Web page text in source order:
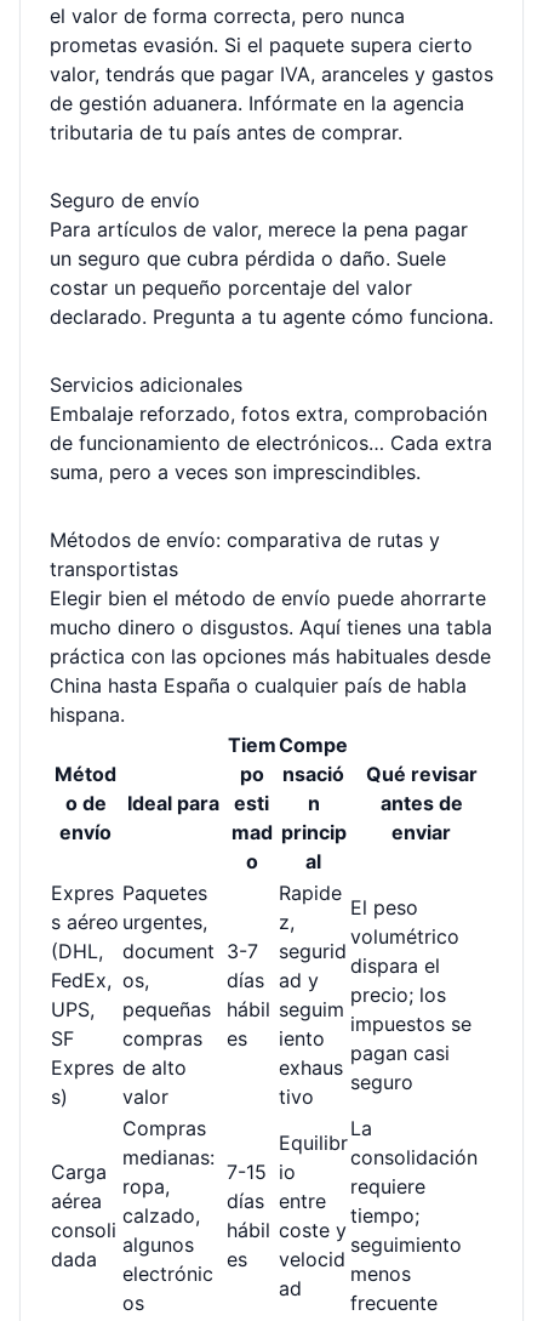
el valor de forma correcta, pero nunca
prometas evasión. Si el paquete supera cierto
valor, tendrás que pagar IVA, aranceles y gastos
de gestión aduanera. Infórmate en la agencia
tributaria de tu país antes de comprar.
Seguro de envío
Para artículos de valor, merece la pena pagar
un seguro que cubra pérdida o daño. Suele
costar un pequeño porcentaje del valor
declarado. Pregunta a tu agente cómo funciona.
Servicios adicionales
Embalaje reforzado, fotos extra, comprobación
de funcionamiento de electrónicos… Cada extra
suma, pero a veces son imprescindibles.
Métodos de envío: comparativa de rutas y
transportistas
Elegir bien el método de envío puede ahorrarte
mucho dinero o disgustos. Aquí tienes una tabla
práctica con las opciones más habituales desde
China hasta España o cualquier país de habla
hispana.
Métod
o de
envío
Ideal para
Tiem
po
esti
mad
o
Compe
nsació
n
princip
al
Qué revisar
antes de
enviar
Expres
s aéreo
(DHL,
FedEx,
UPS,
SF
Expres
s)
Paquetes
urgentes,
document
os,
pequeñas
compras
de alto
valor
3-7
días
hábil
es
Rapide
z,
segurid
ad y
seguim
iento
exhaus
tivo
El peso
volumétrico
dispara el
precio; los
impuestos se
pagan casi
seguro
Carga
aérea
consoli
dada
Compras
medianas:
ropa,
calzado,
algunos
electrónic
os
7-15
días
hábil
es
Equilibr
io
entre
coste y
velocid
ad
La
consolidación
requiere
tiempo;
seguimiento
menos
frecuente